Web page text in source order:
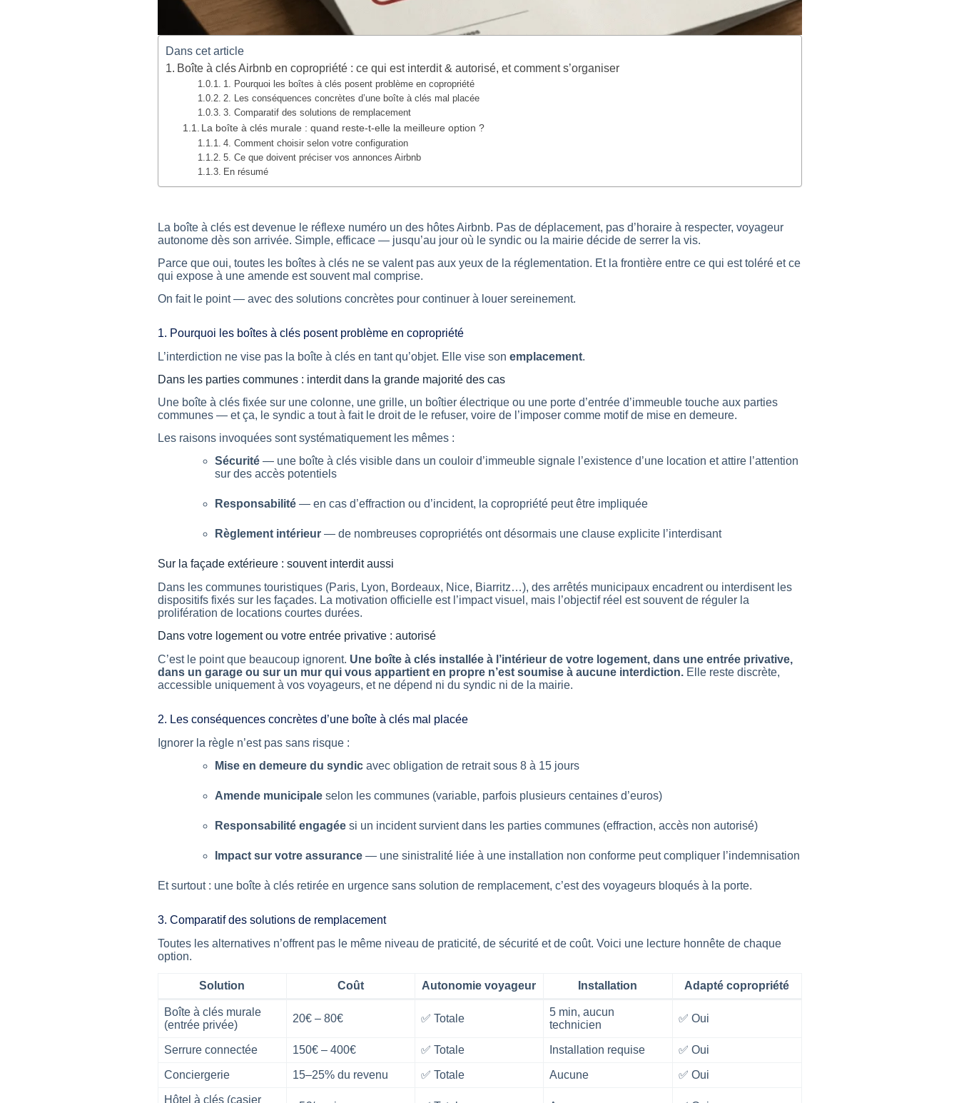
Dans cet article
Boîte à clés Airbnb en copropriété : ce qui est interdit & autorisé, et comment s’organiser
1. Pourquoi les boîtes à clés posent problème en copropriété
2. Les conséquences concrètes d’une boîte à clés mal placée
3. Comparatif des solutions de remplacement
La boîte à clés murale : quand reste-t-elle la meilleure option ?
4. Comment choisir selon votre configuration
5. Ce que doivent préciser vos annonces Airbnb
En résumé
La boîte à clés est devenue le réflexe numéro un des hôtes Airbnb. Pas de déplacement, pas d’horaire à respecter, voyageur
autonome dès son arrivée. Simple, efficace — jusqu’au jour où le syndic ou la mairie décide de serrer la vis.
Parce que oui, toutes les boîtes à clés ne se valent pas aux yeux de la réglementation. Et la frontière entre ce qui est toléré et ce
qui expose à une amende est souvent mal comprise.
On fait le point — avec des solutions concrètes pour continuer à louer sereinement.
1. Pourquoi les boîtes à clés posent problème en copropriété
L’interdiction ne vise pas la boîte à clés en tant qu’objet. Elle vise son emplacement.
Dans les parties communes : interdit dans la grande majorité des cas
Une boîte à clés fixée sur une colonne, une grille, un boîtier électrique ou une porte d’entrée d’immeuble touche aux parties
communes — et ça, le syndic a tout à fait le droit de le refuser, voire de l’imposer comme motif de mise en demeure.
Les raisons invoquées sont systématiquement les mêmes :
Sécurité— une boîte à clés visible dans un couloir d’immeuble signale l’existence d’une location et attire l’attention
sur des accès potentiels
Responsabilité— en cas d’effraction ou d’incident, la copropriété peut être impliquée
Règlement intérieur— de nombreuses copropriétés ont désormais une clause explicite l’interdisant
Sur la façade extérieure : souvent interdit aussi
Dans les communes touristiques (Paris, Lyon, Bordeaux, Nice, Biarritz…), des arrêtés municipaux encadrent ou interdisent les
dispositifs fixés sur les façades. La motivation officielle est l’impact visuel, mais l’objectif réel est souvent de réguler la
prolifération de locations courtes durées.
Dans votre logement ou votre entrée privative : autorisé
C’est le point que beaucoup ignorent. Une boîte à clés installée à l’intérieur de votre logement, dans une entrée privative,
dans un garage ou sur un mur qui vous appartient en propre n’est soumise à aucune interdiction.Elle reste discrète,
accessible uniquement à vos voyageurs, et ne dépend ni du syndic ni de la mairie.
2. Les conséquences concrètes d’une boîte à clés mal placée
Ignorer la règle n’est pas sans risque :
Mise en demeure du syndicavec obligation de retrait sous 8 à 15 jours
Amende municipaleselon les communes (variable, parfois plusieurs centaines d’euros)
Responsabilité engagéesi un incident survient dans les parties communes (effraction, accès non autorisé)
Impact sur votre assurance— une sinistralité liée à une installation non conforme peut compliquer l’indemnisation
Et surtout : une boîte à clés retirée en urgence sans solution de remplacement, c’est des voyageurs bloqués à la porte.
3. Comparatif des solutions de remplacement
Toutes les alternatives n’offrent pas le même niveau de praticité, de sécurité et de coût. Voici une lecture honnête de chaque
option.
Solution Coût Autonomie voyageur Installation Adapté copropriété
Boîte à clés murale
(entrée privée)
20€ – 80€ ✅ Totale
5 min, aucun
technicien
✅ Oui
Serrure connectée 150€ – 400€ ✅ Totale Installation requise ✅ Oui
Conciergerie 15–25% du revenu ✅ Totale Aucune ✅ Oui
Hôtel à clés (casier